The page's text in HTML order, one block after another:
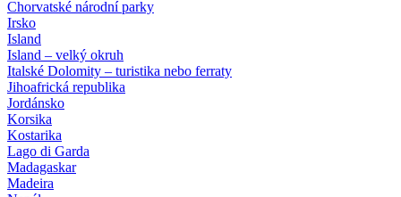
Chorvatské národní parky
Irsko
Island
Island – velký okruh
Italské Dolomity – turistika nebo ferraty
Jihoafrická republika
Jordánsko
Korsika
Kostarika
Lago di Garda
Madagaskar
Madeira